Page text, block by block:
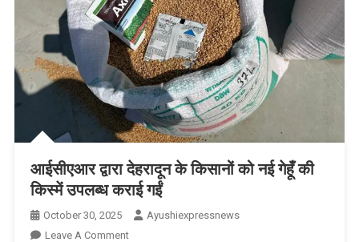
आईसीएआर द्वारा देहरादून के किसानों को नई गेहूँ की
किस्में उपलब्ध कराई गईं
October 30, 2025
Ayushiexpressnews
Leave A CommentOn